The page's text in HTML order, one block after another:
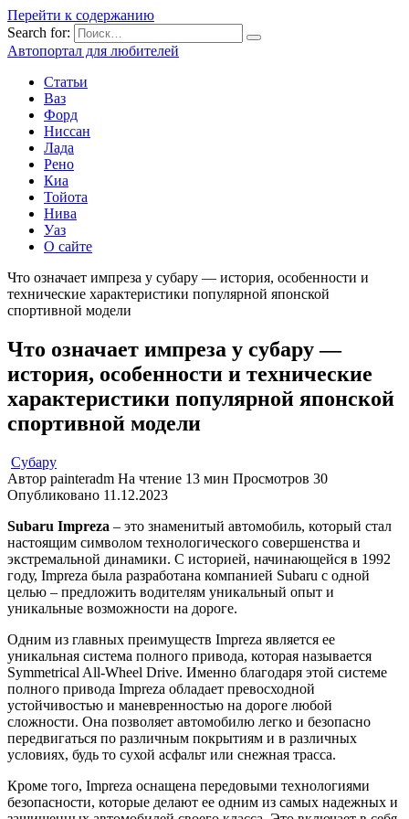
Перейти к содержанию
Search for:
Автопортал для любителей
Статьи
Ваз
Форд
Ниссан
Лада
Рено
Киа
Тойота
Нива
Уаз
О сайте
Что означает импреза у субару — история, особенности и
технические характеристики популярной японской
спортивной модели
Что означает импреза у субару —
история, особенности и технические
характеристики популярной японской
спортивной модели
Субару
Автор painteradm На чтение 13 мин Просмотров 30
Опубликовано 11.12.2023
Subaru Impreza – это знаменитый автомобиль, который стал
настоящим символом технологического совершенства и
экстремальной динамики. С историей, начинающейся в 1992
году, Impreza была разработана компанией Subaru с одной
целью – предложить водителям уникальный опыт и
уникальные возможности на дороге.
Одним из главных преимуществ Impreza является ее
уникальная система полного привода, которая называется
Symmetrical All-Wheel Drive. Именно благодаря этой системе
полного привода Impreza обладает превосходной
устойчивостью и маневренностью на дороге любой
сложности. Она позволяет автомобилю легко и безопасно
передвигаться по различным покрытиям и в различных
условиях, будь то сухой асфальт или снежная трасса.
Кроме того, Impreza оснащена передовыми технологиями
безопасности, которые делают ее одним из самых надежных и